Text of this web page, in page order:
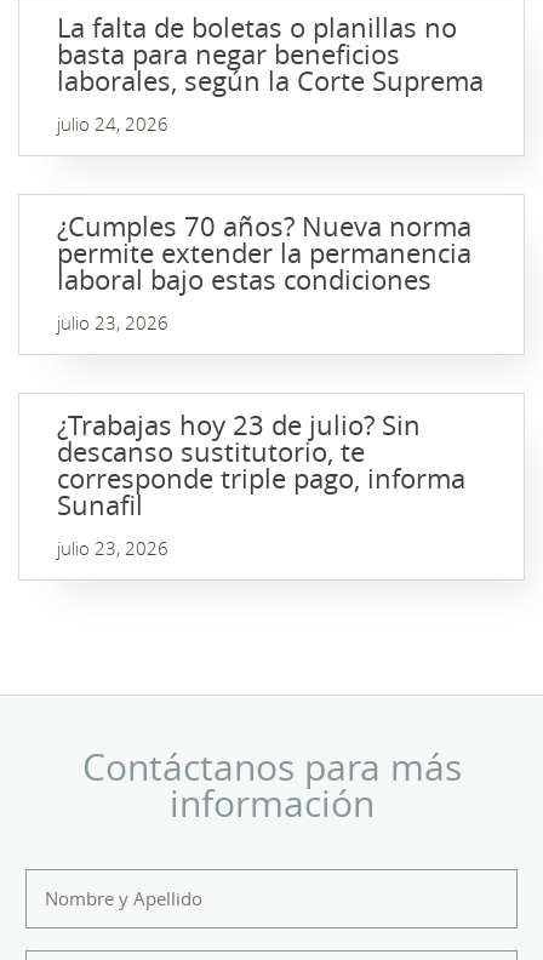
La falta de boletas o planillas no
basta para negar beneficios
laborales, según la Corte Suprema
julio 24, 2026
¿Cumples 70 años? Nueva norma
permite extender la permanencia
laboral bajo estas condiciones
julio 23, 2026
¿Trabajas hoy 23 de julio? Sin
descanso sustitutorio, te
corresponde triple pago, informa
Sunafil
julio 23, 2026
Contáctanos para más
información